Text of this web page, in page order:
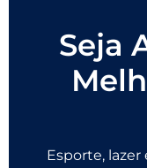
Seja
Esporte,